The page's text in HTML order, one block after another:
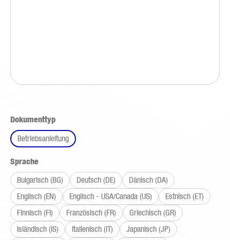
Dokumenttypauswählen
Betriebsanleitung
Spracheauswählen
Bulgarisch (BG)
Deutsch (DE)
Dänisch (DA)
Englisch (EN)
Englisch - USA/Canada (US)
Estnisch (ET)
Finnisch (FI)
Französisch (FR)
Griechisch (GR)
Isländisch (IS)
Italienisch (IT)
Japanisch (JP)